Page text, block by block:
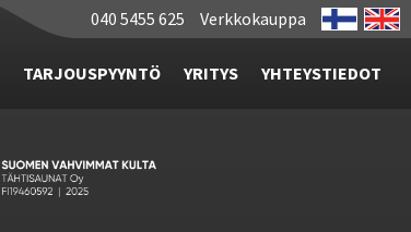
TARJOUSPYYNTÖ YRITYS YHTEYSTIEDOT
040 5455 625 Verkkokauppa